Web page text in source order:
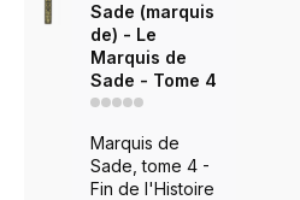
Sade (marquis
de) - Le
Marquis de
Sade - Tome 4
Marquis de
Sade, tome 4 -
Fin de l'Histoire